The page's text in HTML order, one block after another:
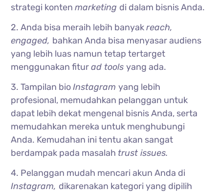
strategi kontenmarketing di dalam bisnis Anda.
2. Anda bisa meraih lebih banyakreach,
engaged, bahkan Anda bisa menyasar audiens
yang lebih luas namun tetap tertarget
menggunakan fiturad toolsyang ada.
3. Tampilan bioInstagramyang lebih
profesional, memudahkan pelanggan untuk
dapat lebih dekat mengenal bisnis Anda, serta
memudahkan mereka untuk menghubungi
Anda. Kemudahan ini tentu akan sangat
berdampak pada masalah trust issues.
4. Pelanggan mudah mencari akun Anda di
Instagram, dikarenakan kategori yang dipilih